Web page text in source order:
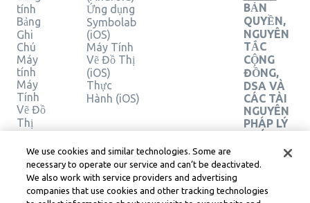
tính
Bảng
Ghi
Chú
Máy
tính
Máy
Tính
Vẽ Đồ
Thị
Tính
Hình
Học
Xác
minh
Ứng dụng
Symbolab
(iOS)
Máy Tính
Vẽ Đồ Thị
(iOS)
Thực
Hành (iOS)
BẢN
QUYỀN,
NGUYÊN
TẮC
CỘNG
ĐỒNG,
DSA VÀ
CÁC TÀI
NGUYÊN
PHÁP LÝ
tâm pháp
Learneo
Điều
We use cookies and similar technologies. Some are
necessary to operate our service and can’t be deactivated.
We also work with service providers and advertising
companies that use cookies and other tracking technologies